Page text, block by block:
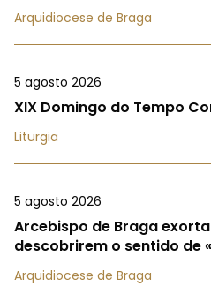
Arquidiocese de Braga
5 agosto 2026
XIX Domingo do Tempo
Liturgia
5 agosto 2026
Arcebispo de Braga
descobrirem o sentido de
Arquidiocese de Braga